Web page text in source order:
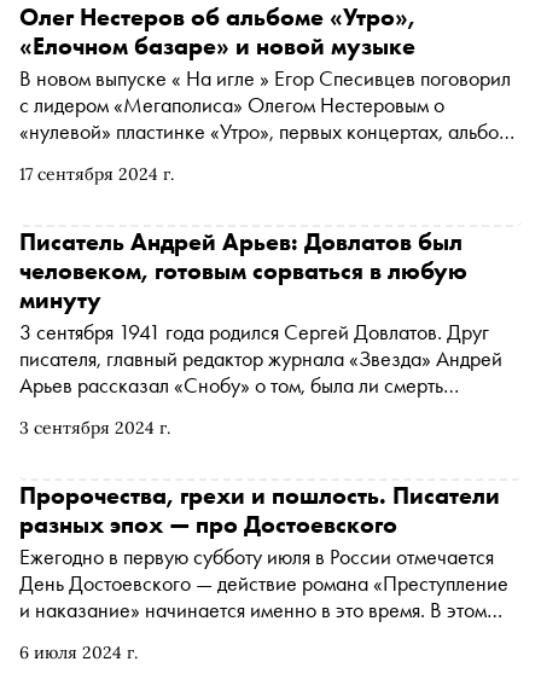
17 сентября 2024 г.
Олег Нестеров об альбоме «Утро»,
«Елочном базаре» и новой музыке
В новом выпуске « На игле » Егор Спесивцев поговорил
с лидером «Мегаполиса» Олегом Нестеровым о
«нулевой» пластинке «Утро», первых концертах, альбоме
релизе
3 сентября 2024 г.
Писатель Андрей Арьев: Довлатов был
человеком, готовым сорваться в любую
минуту
3 сентября 1941 года родился Сергей Довлатов. Друг
писателя, главный редактор журнала «Звезда» Андрей
Арьев рассказал «Снобу» о том, была ли смерть
непризнанности, в чем заключалась его главная
собиратель баек, а важный для русской культуры
писатель
6 июля 2024 г.
Пророчества, грехи и пошлость. Писатели
разных эпох — про Достоевского
Ежегодно в первую субботу июля в России отмечается
День Достоевского — действие романа «Преступление
и наказание» начинается именно в это время. В этом
писатели разных эпох отзывались о набожности,